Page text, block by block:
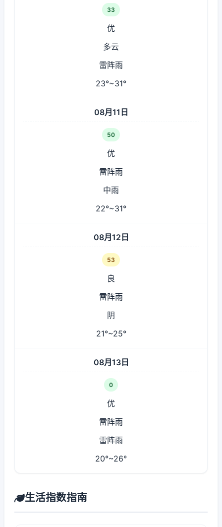
33
优
多云
雷阵雨
23°~31°
08月11日
50
优
雷阵雨
中雨
22°~31°
08月12日
53
良
雷阵雨
阴
21°~25°
08月13日
0
优
雷阵雨
雷阵雨
20°~26°
生活指数指南